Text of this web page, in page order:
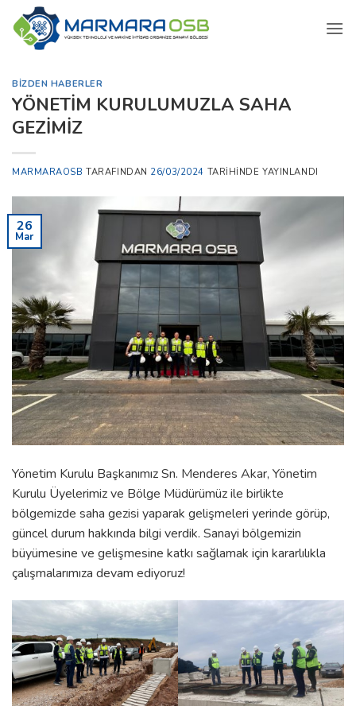
İçeriğe
atla
BIZDEN HABERLER
YÖNETİM KURULUMUZLA SAHA
GEZİMİZ
MARMARAOSB TARAFINDAN 26/03/2024 TARIHINDE YAYINLANDI
26
Mar
Yönetim Kurulu Başkanımız Sn. Menderes Akar, Yönetim
Kurulu Üyelerimiz ve Bölge Müdürümüz ile birlikte
bölgemizde saha gezisi yaparak gelişmeleri yerinde görüp,
güncel durum hakkında bilgi verdik. Sanayi bölgemizin
büyümesine ve gelişmesine katkı sağlamak için kararlılıkla
çalışmalarımıza devam ediyoruz!